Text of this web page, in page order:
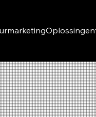
Oplossingen